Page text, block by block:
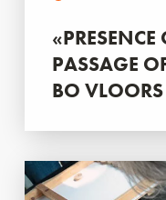
PASSAGE
BO VLOORS